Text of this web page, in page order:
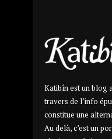
Katibîn est un blog
travers de l’info
constitue une
Au delà, c’est un